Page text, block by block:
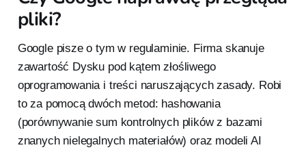
pliki?
Google pisze o tym w regulaminie. Firma skanuje
zawartość Dysku pod kątem złośliwego
oprogramowania i treści naruszających zasady. Robi
to za pomocą dwóch metod: hashowania
(porównywanie sum kontrolnych plików z bazami
znanych nielegalnych materiałów) oraz modeli AI